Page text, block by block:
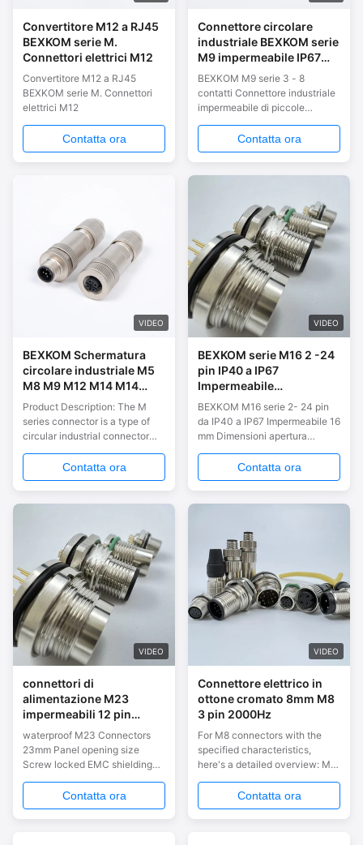
Convertitore M12 a RJ45
BEXKOM serie M.
Connettori elettrici M12
Convertitore M12 a RJ45
BEXKOM serie M. Connettori
elettrici M12
Contatta ora
Connettore circolare
industriale BEXKOM serie
M9 impermeabile IP67
con schermatura EMC e
bloccaggio a vite
BEXKOM M9 serie 3 - 8
contatti Connettore industriale
impermeabile di piccole
dimensioni IP69 bloccato a vite
con contatti placcati in oro
Contatta ora
VIDEO
BEXKOM Schermatura
circolare industriale M5
M8 M9 M12 M14 M14
M23 2-17Pins IP67
Connettori con
bloccaggio a vite
assemblato
Product Description: The M
series connector is a type of
circular industrial connector
widely used in various
situations that require sturdy
and reliable connections. The
following are the main
connectors:
characteristicDurable and
sturdy: Durable ...
Contatta ora
VIDEO
BEXKOM serie M16 2 -24
pin IP40 a IP67
Impermeabile
Schermatura EMC e
Bloccaggio a Vite per
Applicazioni Industriali
Amphonel Binder
Phoenix
BEXKOM M16 serie 2- 24 pin
da IP40 a IP67 Impermeabile 16
mm Dimensioni apertura
pannello Connettori industriali
con bloccaggio a vite
Contatta ora
VIDEO
connettori di
alimentazione M23
impermeabili 12 pin
23mm EMC schermatura
IP67 4-9 contatto
waterproof M23 Connectors
23mm Panel opening size
Screw locked EMC shielding
IP67 4 - 9 contacts Here's a
comprehensive overview of
M23 series connectors with a
23mm panel opening size,
Contatta ora
VIDEO
Connettore elettrico in
ottone cromato 8mm M8
3 pin 2000Hz
For M8 connectors with the
specified characteristics,
here's a detailed overview: M8
Connectors with 8mm Panel
Opening, Screw Locking, EMC
Shielding, IP67 Waterproof, and
3-8 Contacts Features: Panel
Contatta ora